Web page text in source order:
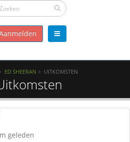
ED SHEERAN UITKOMSTEN
geleden